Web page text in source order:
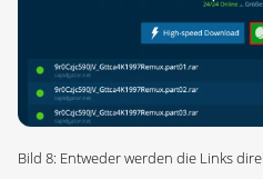
Bild 8: Entweder werden die Links